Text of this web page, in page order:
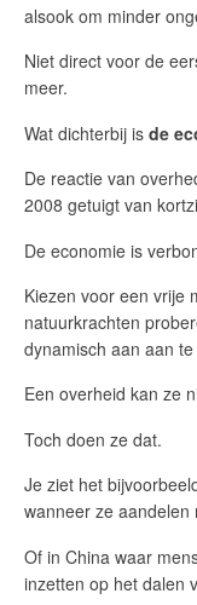
alsook om minder
Niet direct voor de
meer.
Wat dichterbij is de
De reactie van
2008 getuigt van
De economie is
Kiezen voor een vrije
natuurkrachten
dynamisch aan aan
Een overheid kan ze
Toch doen ze dat.
Je ziet het
wanneer ze
Of in China waar
inzetten op het dalen